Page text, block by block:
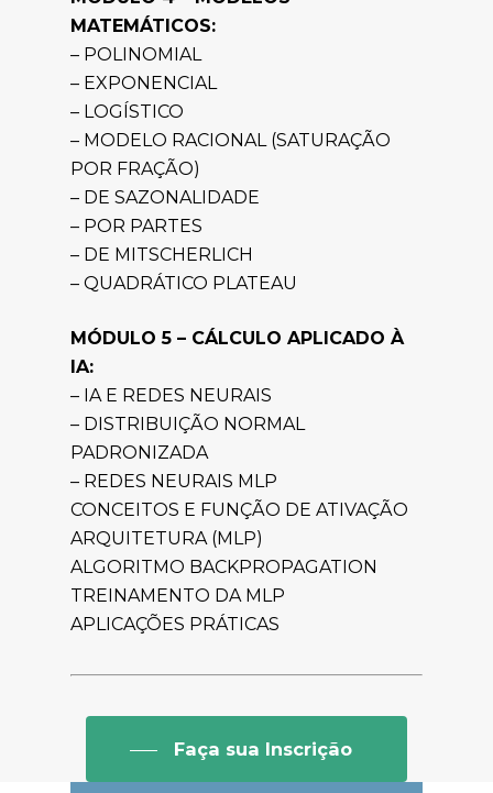
MATEMÁTICOS:
– POLINOMIAL
– EXPONENCIAL
– LOGÍSTICO
– MODELO RACIONAL (SATURAÇÃO
POR FRAÇÃO)
– DE SAZONALIDADE
– POR PARTES
– DE MITSCHERLICH
– QUADRÁTICO PLATEAU
MÓDULO 5 – CÁLCULO APLICADO À
IA:
– IA E REDES NEURAIS
– DISTRIBUIÇÃO NORMAL
PADRONIZADA
– REDES NEURAIS MLP
CONCEITOS E FUNÇÃO DE ATIVAÇÃO
ARQUITETURA (MLP)
ALGORITMO BACKPROPAGATION
TREINAMENTO DA MLP
APLICAÇÕES PRÁTICAS
Faça sua Inscrição